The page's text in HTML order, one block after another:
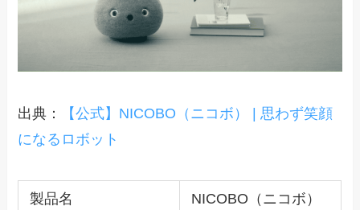
出典：
【公式】NICOBO（ニコボ） | 思わず笑顔
になるロボット
製品名 NICOBO（ニコボ）